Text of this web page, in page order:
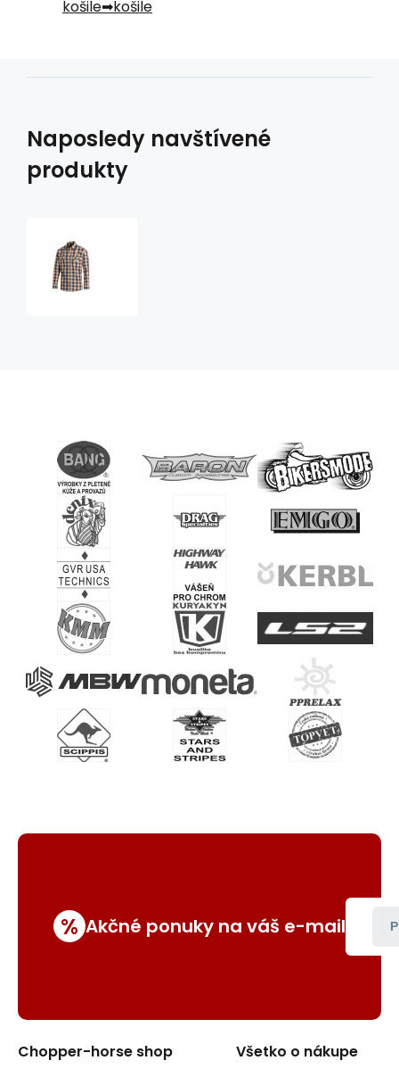
košile
košile
Naposledy navštívené
produkty
% Akčné ponuky na váš e-mail
Chopper-horse shop Všetko o nákupe